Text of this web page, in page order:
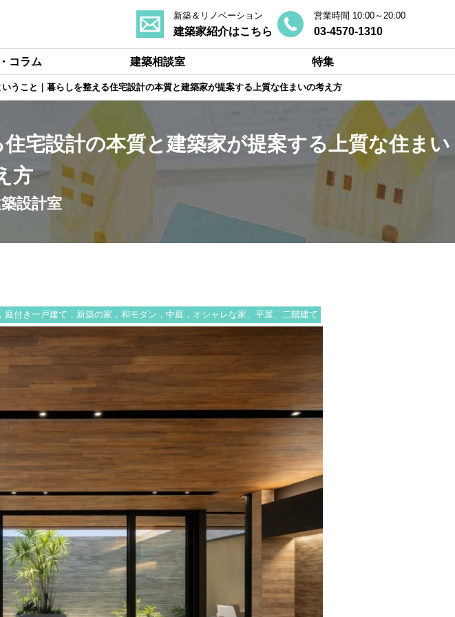
新築＆リノベーション
建築家紹介はこちら
営業時間 10:00～20:00
03-4570-1310
コラム 建築相談室 特集
うこと｜暮らしを整える住宅設計の本質と建築家が提案する上質な住まいの考え方
宅設計の本質と建築家が提案する上質な住まい
方
設計室
付き一戸建て，新築の家，和モダン，中庭，オシャレな家、平屋、二階建て